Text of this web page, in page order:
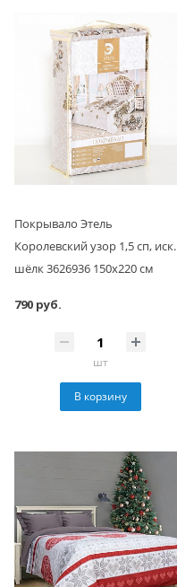
Покрывало Этель
Королевский узор 1,5 сп, иск.
шёлк 3626936 150х220 см
790 руб.
шт
В корзину